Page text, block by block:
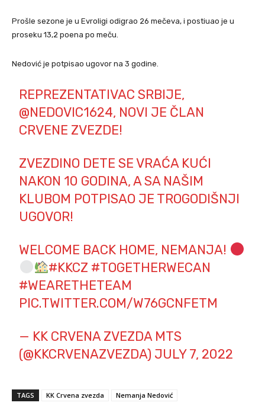
Prošle sezone je u Evroligi odigrao 26 mečeva, i postiuao je u
proseku 13,2 poena po meču.
Nedović je potpisao ugovor na 3 godine.
REPREZENTATIVAC SRBIJE,
@NEDOVIC1624, NOVI JE ČLAN
CRVENE ZVEZDE!
ZVEZDINO DETE SE VRAĆA KUĆI
NAKON 10 GODINA, A SA NAŠIM
KLUBOM POTPISAO JE TROGODIŠNJI
UGOVOR!
WELCOME BACK HOME, NEMANJA!
#KKCZ #TOGETHERWECAN
#WEARETHETEAM
PIC.TWITTER.COM/W76GCNFETM
— KK CRVENA ZVEZDA MTS
(@KKCRVENAZVEZDA) JULY 7, 2022
TAGS KK Crvena zvezda Nemanja Nedović